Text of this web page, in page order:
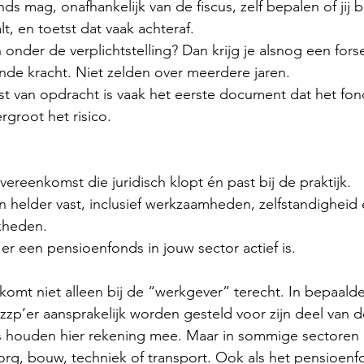
mag, onafhankelijk van de fiscus, zelf bepalen of jij
en toetst dat vaak achteraf.
onder de verplichtstelling? Dan krijg je alsnog een
kracht. Niet zelden over meerdere jaren.
van opdracht is vaak het eerste document dat het
het risico.
die juridisch klopt én past bij de praktijk.
helder vast, inclusief werkzaamheden,
een pensioenfonds in jouw sector actief is.
niet alleen bij de “werkgever” terecht. In
aansprakelijk worden gesteld voor zijn deel van
hier rekening mee. Maar in sommige
bouw, techniek of transport. Ook als het